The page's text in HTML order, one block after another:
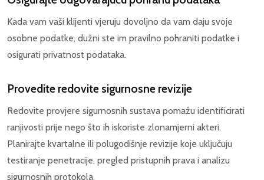
Kada vam vaši klijenti vjeruju dovoljno da vam daju svoje
osobne podatke, dužni ste im pravilno pohraniti podatke i
osigurati privatnost podataka.
Provedite redovite sigurnosne revizije
Redovite provjere sigurnosnih sustava pomažu identificirati
ranjivosti prije nego što ih iskoriste zlonamjerni akteri.
Planirajte kvartalne ili polugodišnje revizije koje uključuju
testiranje penetracije, pregled pristupnih prava i analizu
sigurnosnih protokola.